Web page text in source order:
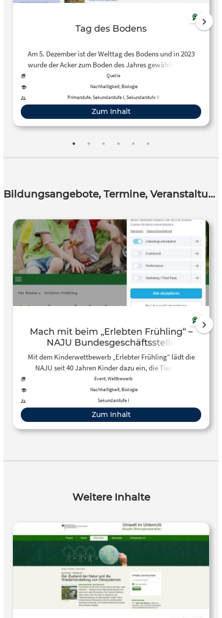
Tag des Bodens
Am 5. Dezember ist der Welttag des Bodens und in 2023
wurde der Acker zum Boden des Jahres gewählt. Nutze
also an Deiner Schule diesen Tag, um den Schüler*innen
die Bedeutung des Bodens und der Bodenlebewesen näher
zu bringen. Hier findest du einiges an
Unterrichtsmaterialien dazu.
Quelle
Nachhaltigkeit, Biologie
Primarstufe, Sekundarstufe I, Sekundarstufe II
Zum Inhalt
Bildungsangebote, Termine, Veranstaltungen
Mach mit beim „Erlebten Frühling“ –
NAJU Bundesgeschäftsstelle
Mit dem Kinderwettbewerb „Erlebter Frühling“ lädt die
NAJU seit 40 Jahren Kinder dazu ein, die Tier- und
Pflanzenwelt im Frühjahr zu erforschen. Dazu werden viele
verschiedene Frühlingsboten, also Arten, die sich früh im
Jahr zeigen und den Frühling ankündigen, erforscht. Mach
auch Du dieses Jahr mit!
Event, Wettbewerb
Nachhaltigkeit, Biologie
Sekundarstufe I
Zum Inhalt
Weitere Inhalte